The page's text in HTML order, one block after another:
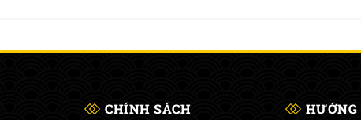
CHÍNH SÁCH HƯỚNG